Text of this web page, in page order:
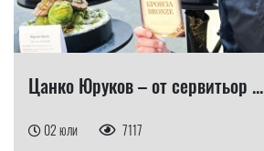
Цанко Юруков – от сервитьор ...
02 юли 7117